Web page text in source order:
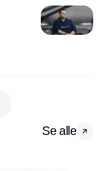
Se alle